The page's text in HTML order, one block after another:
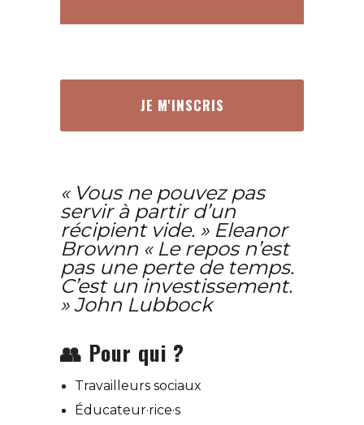
JE M'INSCRIS
« Vous ne pouvez pas
servir à partir d’un
récipient vide. » Eleanor
Brownn « Le repos n’est
pas une perte de temps.
C’est un investissement.
» John Lubbock
👥 Pour qui ?
Travailleurs sociaux
Éducateur·rice·s